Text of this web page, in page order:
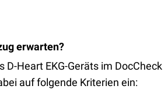
erwarten?
D-Heart EKG-Geräts im DocCheck
auf folgende Kriterien ein: